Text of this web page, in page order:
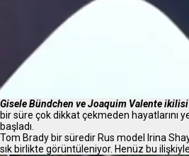
Gisele Bündchen ve Joaquim Valente
bir süre çok dikkat çekmeden hayatlarını
başladı.
Tom Brady bir süredir Rus model Irina
sık birlikte görüntüleniyor. Henüz bu